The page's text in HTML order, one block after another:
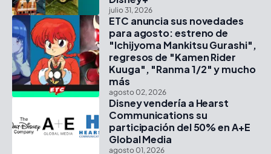
julio 31, 2026
ETC anuncia sus novedades
para agosto: estreno de
"Ichijyoma Mankitsu Gurashi",
regresos de "Kamen Rider
Kuuga", "Ranma 1/2" y mucho
más
agosto 02, 2026
Disney vendería a Hearst
Communications su
participación del 50% en A+E
Global Media
agosto 01, 2026